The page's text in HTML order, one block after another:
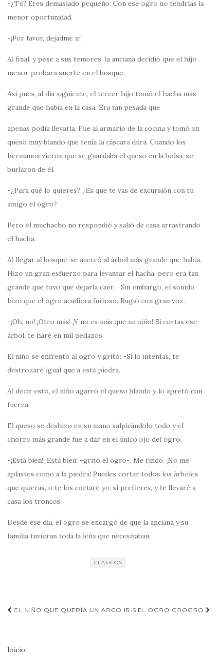
-¿Tú? Eres demasiado pequeño. Con ese ogro no tendrías la
menor oportunidad.
-¡Por favor, dejadme ir!
Al final, y pese a sus temores, la anciana decidió que el hijo
menor probara suerte en el bosque.
Así pues, al día siguiente, el tercer hijo tomó el hacha más
grande que había en la casa. Era tan pesada que
apenas podía llevarla. Fue al armario de la cocina y tomó un
queso muy blando que tenía la cáscara dura. Cuando los
hermanos vieron que se guardaba el queso en la bolsa, se
burlaron de él.
-¿Para qué lo quieres? ¿Es que te vas de excursión con tu
amigo el ogro?
Pero el muchacho no respondió y salió de casa arrastrando
el hacha.
Al llegar al bosque, se acercó al árbol más grande que había.
Hizo un gran esfuerzo para levantar el hacha, pero era tan
grande que tuvo que dejarla caer… Sin embargo, el sonido
hizo que el ogro acudiera furioso. Rugió con gran voz:
-¡Oh, no! ¡Otro más! ¡Y no es más que un niño! Si cortas ese
árbol, te haré en mil pedazos.
El niño se enfrentó al ogro y gritó: -Si lo intentas, te
destrozaré igual que a esta piedra.
Al decir esto, el niño agarró el queso blando y lo apretó con
fuerza.
El queso se deshizo en su mano salpicándolo todo y el
chorro más grande fue a dar en el único ojo del ogro.
-¡Está bien! ¡Está bien! -gritó el ogro-. Me rindo. ¡No me
aplastes como a la piedra! Puedes cortar todos los árboles
que quieras, o te los cortaré yo, si prefieres, y te llevaré a
casa los troncos.
Desde ese día, el ogro se encargó de que la anciana y su
familia tuvieran toda la leña que necesitaban.
CLASICOS
Navegación
EL NIÑO QUE QUERÍA UN ARCO IRIS EL OGRO GROGRO
Inicio